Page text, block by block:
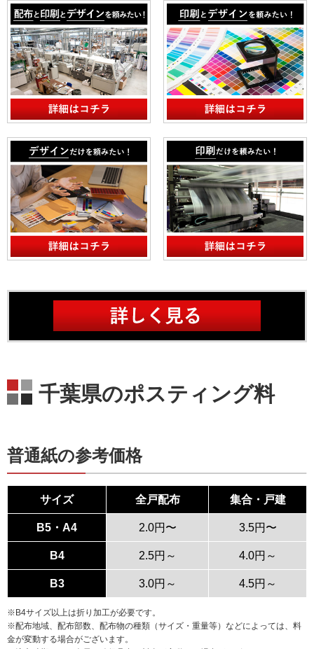
千葉県のポスティング料
普通紙の参考価格
サイズ 全戸配布 集合・戸建
B5・A4 2.0円〜 3.5円〜
B4 2.5円～ 4.0円～
B3 3.0円～ 4.5円～
※B4サイズ以上は折り加工が必要です。
※配布地域、配布部数、配布物の種類（サイズ・重量等）などによっては、料
金が変動する場合がございます。